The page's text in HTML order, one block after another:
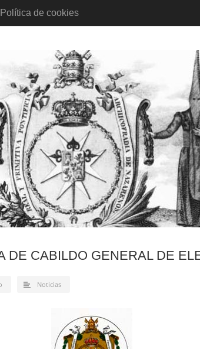
Política de cookies
DE CABILDO GENERAL DE
Noticias